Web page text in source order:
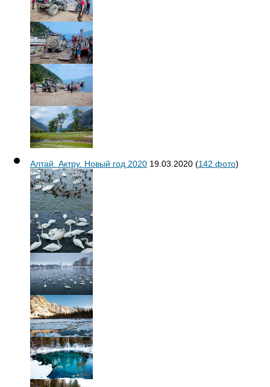
Алтай. Актру. Новый год 2020 19.03.2020 (142 фото)